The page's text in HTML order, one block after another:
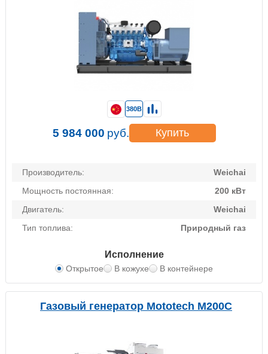
Производитель:
Weichai
Мощность постоянная:
200 кВт
Двигатель:
Weichai
Тип топлива:
Природный газ
Исполнение
Открытое В кожухе В контейнере
380В
5 984 000 руб. Купить
Газовый генератор Mototech М200C